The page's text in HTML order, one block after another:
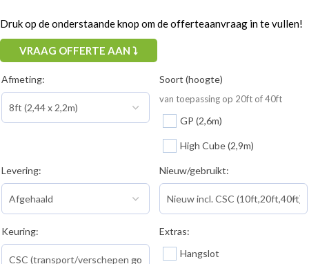
Druk op de onderstaande knop om de offerteaanvraag in te vullen!
VRAAG OFFERTE AAN ⤵
Afmeting: Soort (hoogte)
van toepassing op 20ft of 40ft
GP (2,6m)
High Cube (2,9m)
Levering: Nieuw/gebruikt:
Keuring:
Extras:
Hangslot